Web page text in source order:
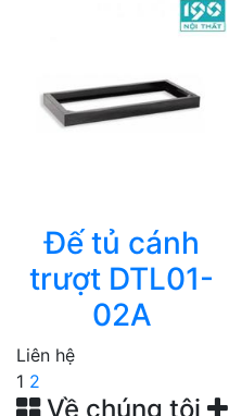
Đế tủ cánh
trượt DTL01-
02A
Liên hệ
1 2
Về chúng tôi